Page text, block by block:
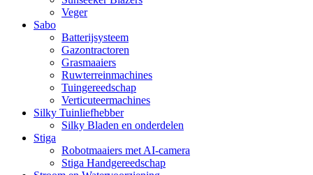
Veger
Sabo
Batterijsysteem
Gazontractoren
Grasmaaiers
Ruwterreinmachines
Tuingereedschap
Verticuteermachines
Silky Tuinliefhebber
Silky Bladen en onderdelen
Stiga
Robotmaaiers met AI-camera
Stiga Handgereedschap